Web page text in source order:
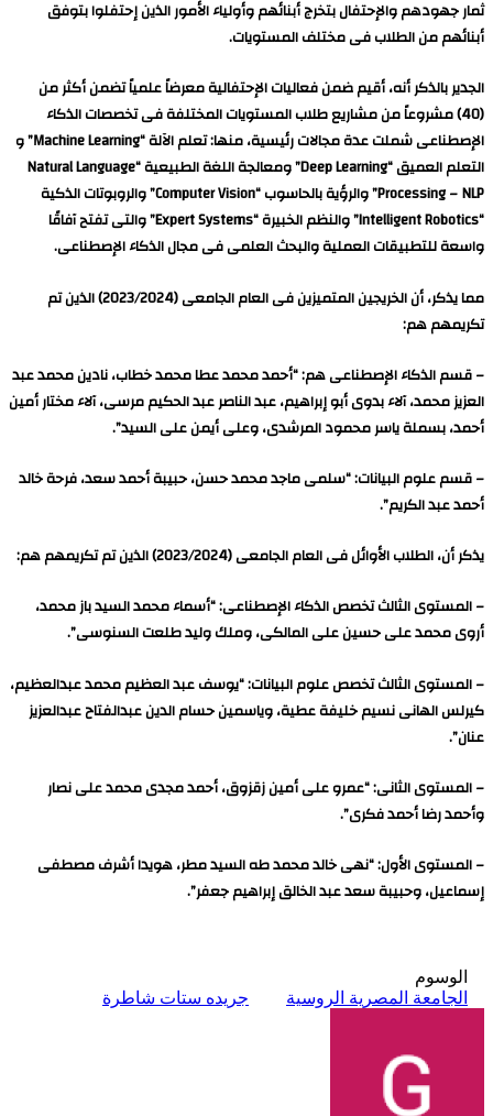
ثمار جهودهم والإحتفال بتخرج أبنائهم وأولياء الأمور الذين إحتفلوا بتوفق
أبنائهم من الطلاب فى مختلف المستويات.
الجدير بالذكر أنه، أقيم ضمن فعاليات الإحتفالية معرضاً علمياً تضمن أكثر من
(40) مشروعاً من مشاريع طلاب المستويات المختلفة فى تخصصات الذكاء
الإصطناعى شملت عدة مجالات رئيسية، منها: تعلم الآلة “Machine Learning” و
التعلم العميق “Deep Learning” ومعالجة اللغة الطبيعية “Natural Language
Processing – NLP” والرؤية بالحاسوب “Computer Vision” والروبوتات الذكية
“Intelligent Robotics” والنظم الخبيرة “Expert Systems” والتى تفتح آفاقًا
واسعة للتطبيقات العملية والبحث العلمى فى مجال الذكاء الإصطناعى.
مما يذكر، أن الخريجين المتميزين فى العام الجامعى (2023/2024) الذين تم
تكريمهم هم:
– قسم الذكاء الإصطناعى هم: “أحمد محمد عطا محمد خطاب، نادين محمد عبد
العزيز محمد، آلاء بدوى أبو إبراهيم، عبد الناصر عبد الحكيم مرسى، آلاء مختار أمین
أحمد، بسملة ياسر محمود المرشدى، وعلى أيمن على السيد”.
– قسم علوم البيانات: “سلمى ماجد محمد حسن، حبيبة أحمد سعد، فرحة خالد
أحمد عبد الكريم”.
يذكر أن، الطلاب الأوائل فى العام الجامعى (2023/2024) الذين تم تكريمهم هم:
– المستوى الثالث تخصص الذكاء الإصطناعى: “أسماء محمد السيد باز محمد،
أروى محمد على حسين على المالكى، وملك وليد طلعت السنوسى”.
– المستوى الثالث تخصص علوم البيانات: “يوسف عبد العظيم محمد عبدالعظيم،
كيرلس الهانى نسیم خليفة عطیة، وياسمين حسام الدين عبدالفتاح عبدالعزيز
عنان”.
– المستوى الثانى: “عمرو على أمين زقزوق، أحمد مجدى محمد على نصار
وأحمد رضا أحمد فكرى”.
– المستوى الأول: “نهی خالد محمد طه السيد مطر، هويدا أشرف مصطفى
إسماعيل، وحبيبة سعد عبد الخالق إبراهيم جعفر”.
الوسوم
الجامعة المصرية الروسية
جريده ستات شاطرة